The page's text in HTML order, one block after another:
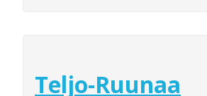
Teljo-Ruunaa